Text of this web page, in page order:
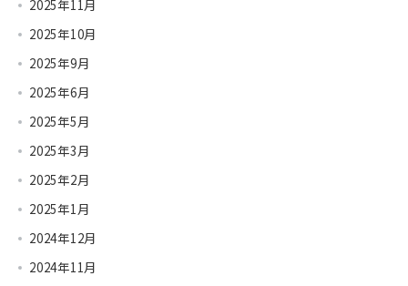
2025年11月
2025年10月
2025年9月
2025年6月
2025年5月
2025年3月
2025年2月
2025年1月
2024年12月
2024年11月